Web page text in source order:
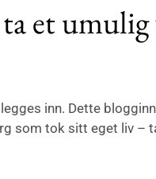
et umulig
inn. Dette
som tok sitt eget liv –